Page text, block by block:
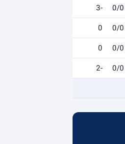
0/0
-3
0/0
0
0/0
0
0/0
-2